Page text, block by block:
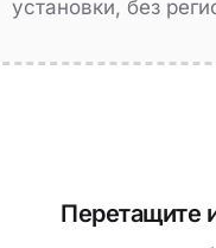
установки, без
Перетащите